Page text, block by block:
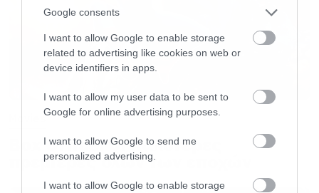
Google consents
I want to allow Google to enable storage
related to advertising like cookies on web or
device identifiers in apps.
I want to allow my user data to be sent to
Google for online advertising purposes.
I want to allow Google to send me
personalized advertising.
I want to allow Google to enable storage
Στο infographic που ακολουθεί μπορείτε να
δείτε μερικά από τα οικονομικά στοιχεία της
μεγάλης επιτυχίας του Joker.
Movies
Box Office: Οι καλύτερες
πρεμιέρες όλων των εποχών